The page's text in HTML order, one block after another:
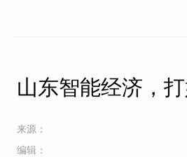
山东智能经济，
来源：
编辑：